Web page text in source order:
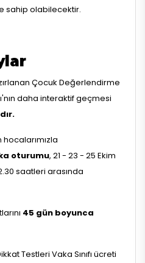
sahip olabilecektir.
Çocuk Değerlendirme
daha interaktif geçmesi
oturumu, 21 - 23 - 25 Ekim
saatleri arasında
45 gün boyunca
Testleri Vaka Sınıfı ücreti